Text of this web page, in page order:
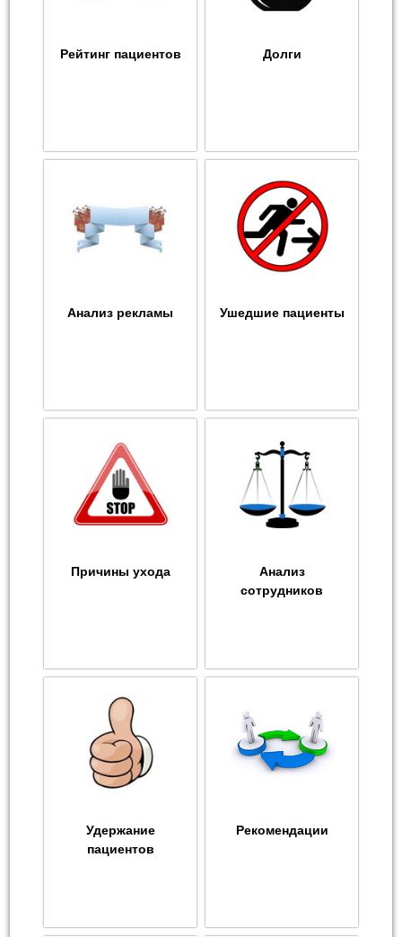
Рейтинг пациентов Долги
Анализ рекламы Ушедшие пациенты
Причины ухода
Анализ
сотрудников
Удержание
пациентов
Рекомендации